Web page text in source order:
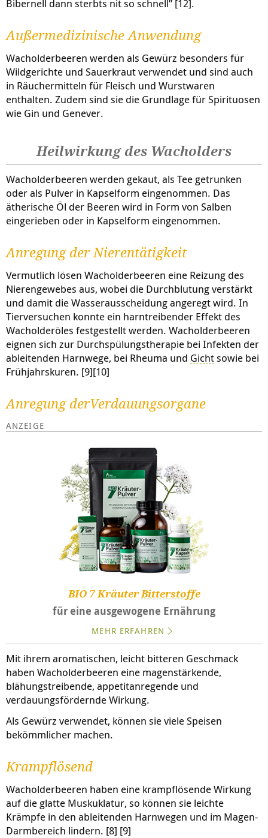
Bibernell dann sterbts nit so schnell” [12].
Außermedizinische Anwendung
Wacholderbeeren werden als Gewürz besonders für
Wildgerichte und Sauerkraut verwendet und sind auch
in Räuchermitteln für Fleisch und Wurstwaren
enthalten. Zudem sind sie die Grundlage für Spirituosen
wie Gin und Genever.
Heilwirkung des Wacholders
Wacholderbeeren werden gekaut, als Tee getrunken
oder als Pulver in Kapselform eingenommen. Das
ätherische Öl der Beeren wird in Form von Salben
eingerieben oder in Kapselform eingenommen.
Anregung der Nierentätigkeit
Vermutlich lösen Wacholderbeeren eine Reizung des
Nierengewebes aus, wobei die Durchblutung verstärkt
und damit die Wasserausscheidung angeregt wird. In
Tierversuchen konnte ein harntreibender Effekt des
Wacholderöles festgestellt werden. Wacholderbeeren
eignen sich zur Durchspülungstherapie bei Infekten der
ableitenden Harnwege, bei Rheuma und Gichtsowie bei
Frühjahrskuren. [9][10]
Anregung derVerdauungsorgane
BIO 7 Kräuter Bitterstoffe
für eine ausgewogene Ernährung
MEHR ERFAHREN
Mit ihrem aromatischen, leicht bitteren Geschmack
haben Wacholderbeeren eine magenstärkende,
blähungstreibende, appetitanregende und
verdauungsfördernde Wirkung.
Als Gewürz verwendet, können sie viele Speisen
bekömmlicher machen.
Krampflösend
Wacholderbeeren haben eine krampflösende Wirkung
auf die glatte Muskuklatur, so können sie leichte
Krämpfe in den ableitenden Harnwegen und im Magen-
Darmbereich lindern. [8] [9]